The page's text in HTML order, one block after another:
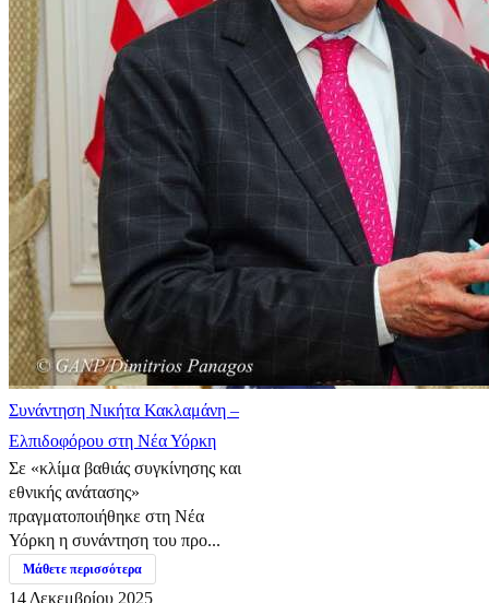
Συνάντηση Νικήτα Κακλαμάνη –
Ελπιδοφόρου στη Νέα Υόρκη
Σε «κλίμα βαθιάς συγκίνησης και
εθνικής ανάτασης»
πραγματοποιήθηκε στη Νέα
Υόρκη η συνάντηση του προ...
Μάθετε περισσότερα
14 Δεκεμβρίου 2025